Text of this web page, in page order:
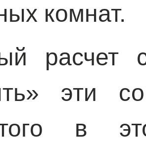
комнат.
расчет
эти
в